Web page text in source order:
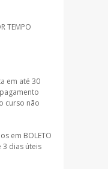
TEMPO
em até 30
curso não
em BOLETO
3 dias úteis